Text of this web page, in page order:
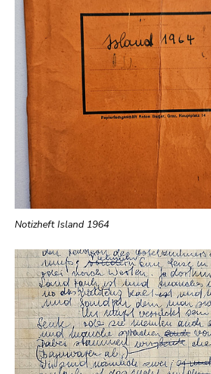
Notizheft Island 1964